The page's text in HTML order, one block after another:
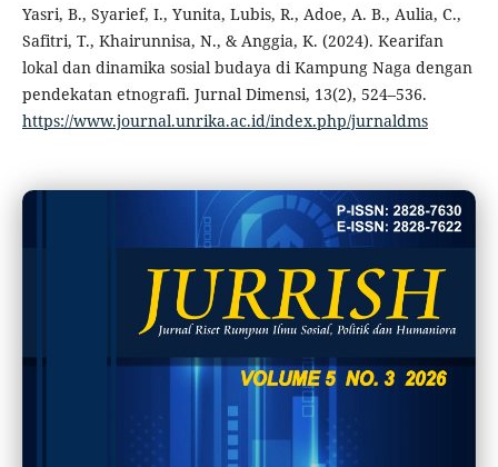
Yasri, B., Syarief, I., Yunita, Lubis, R., Adoe, A. B., Aulia, C.,
Safitri, T., Khairunnisa, N., & Anggia, K. (2024). Kearifan
lokal dan dinamika sosial budaya di Kampung Naga dengan
pendekatan etnografi. Jurnal Dimensi, 13(2), 524–536.
https://www.journal.unrika.ac.id/index.php/jurnaldms